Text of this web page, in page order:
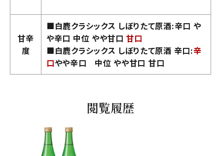
甘辛
度
■白鹿クラシックス しぼりたて原酒:辛口 や
や辛口 中位 やや甘口 甘口
■白鹿クラシックス しぼりたて原酒 辛口:辛
口やや辛口 中位 やや甘口 甘口
閲覧履歴